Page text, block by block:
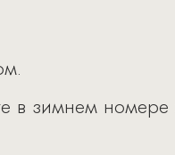
в зимнем